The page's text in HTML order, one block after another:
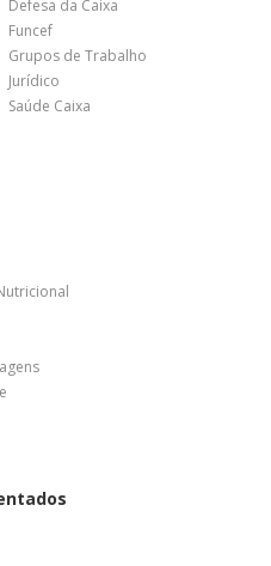
Defesa da Caixa
Funcef
Grupos de Trabalho
Jurídico
Saúde Caixa